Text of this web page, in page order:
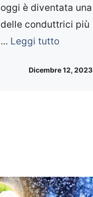
oggi è diventata una
delle conduttrici più
... Leggi tutto
Dicembre 12, 2023